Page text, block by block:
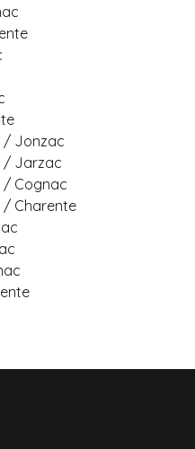
/ Jonzac
/ Jarzac
Cognac
Charente